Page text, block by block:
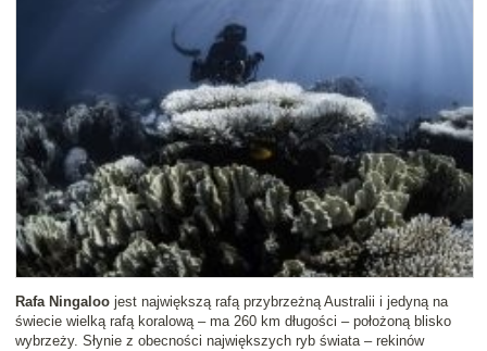
Rafa Ningaloo jest największą rafą przybrzeżną Australii i jedyną na
świecie wielką rafą koralową – ma 260 km długości – położoną blisko
wybrzeży. Słynie z obecności największych ryb świata – rekinów